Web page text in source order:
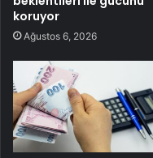
koruyor
Ağustos 6, 2026